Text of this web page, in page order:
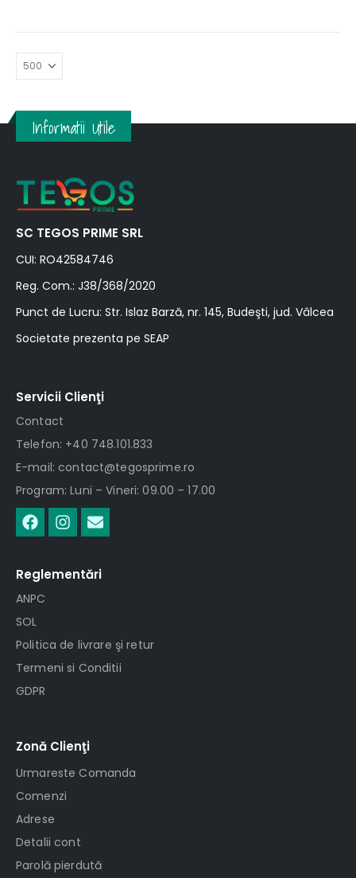
Informatii Utile
SC TEGOS PRIME SRL
CUI: RO42584746
Reg. Com.: J38/368/2020
Punct de Lucru: Str. Islaz Barză, nr. 145, Budeşti, jud. Vâlcea
Societate prezenta pe SEAP
Servicii Clienţi
Contact
Telefon: +40 748.101.833
E-mail: contact@tegosprime.ro
Program: Luni – Vineri: 09.00 – 17.00
Reglementări
ANPC
SOL
Politica de livrare şi retur
Termeni si Conditii
GDPR
Zonă Clienţi
Urmareste Comanda
Comenzi
Adrese
Detalii cont
Parolă pierdută